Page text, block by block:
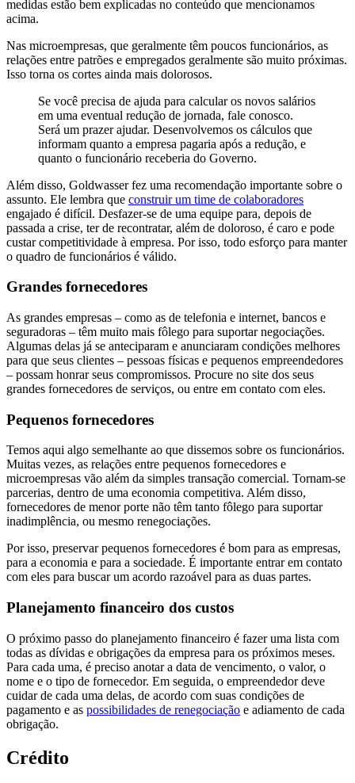
medidas estão bem explicadas no conteúdo que mencionamos
acima.
Nas microempresas, que geralmente têm poucos funcionários, as
relações entre patrões e empregados geralmente são muito próximas.
Isso torna os cortes ainda mais dolorosos.
Se você precisa de ajuda para calcular os novos salários
em uma eventual redução de jornada, fale conosco.
Será um prazer ajudar. Desenvolvemos os cálculos que
informam quanto a empresa pagaria após a redução, e
quanto o funcionário receberia do Governo.
Além disso, Goldwasser fez uma recomendação importante sobre o
assunto. Ele lembra que construir um time de colaboradores
engajado é difícil. Desfazer-se de uma equipe para, depois de
passada a crise, ter de recontratar, além de doloroso, é caro e pode
custar competitividade à empresa. Por isso, todo esforço para manter
o quadro de funcionários é válido.
Grandes fornecedores
As grandes empresas – como as de telefonia e internet, bancos e
seguradoras – têm muito mais fôlego para suportar negociações.
Algumas delas já se anteciparam e anunciaram condições melhores
para que seus clientes – pessoas físicas e pequenos empreendedores
– possam honrar seus compromissos. Procure no site dos seus
grandes fornecedores de serviços, ou entre em contato com eles.
Pequenos fornecedores
Temos aqui algo semelhante ao que dissemos sobre os funcionários.
Muitas vezes, as relações entre pequenos fornecedores e
microempresas vão além da simples transação comercial. Tornam-se
parcerias, dentro de uma economia competitiva. Além disso,
fornecedores de menor porte não têm tanto fôlego para suportar
inadimplência, ou mesmo renegociações.
Por isso, preservar pequenos fornecedores é bom para as empresas,
para a economia e para a sociedade. É importante entrar em contato
com eles para buscar um acordo razoável para as duas partes.
Planejamento financeiro dos custos
O próximo passo do planejamento financeiro é fazer uma lista com
todas as dívidas e obrigações da empresa para os próximos meses.
Para cada uma, é preciso anotar a data de vencimento, o valor, o
nome e o tipo de fornecedor. Em seguida, o empreendedor deve
cuidar de cada uma delas, de acordo com suas condições de
pagamento e as possibilidades de renegociação e adiamento de cada
obrigação.
Crédito